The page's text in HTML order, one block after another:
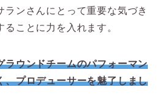
ランさんにとって重要な気づき
ことに力を入れます。
ラウンドチームのパフォーマン
、プロデューサーを魅了しまし